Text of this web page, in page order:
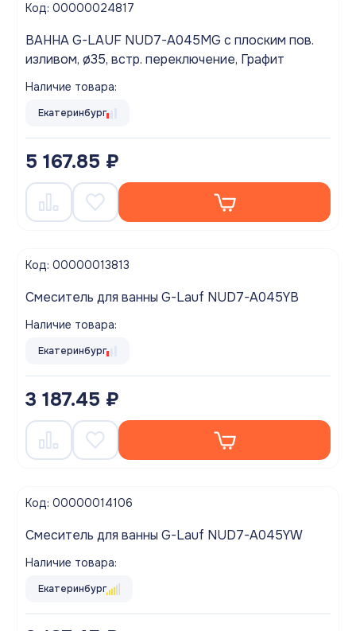
Код: 00000024817
ВАННА G-LAUF NUD7-A045MG с плоским пов.
изливом, ø35, встр. переключение, Графит
Наличие товара:
Екатеринбург
5 167.85 ₽
Код: 00000013813
Смеситель для ванны G-Lauf NUD7-A045YB
Наличие товара:
Екатеринбург
3 187.45 ₽
Код: 00000014106
Смеситель для ванны G-Lauf NUD7-A045YW
Наличие товара:
Екатеринбург